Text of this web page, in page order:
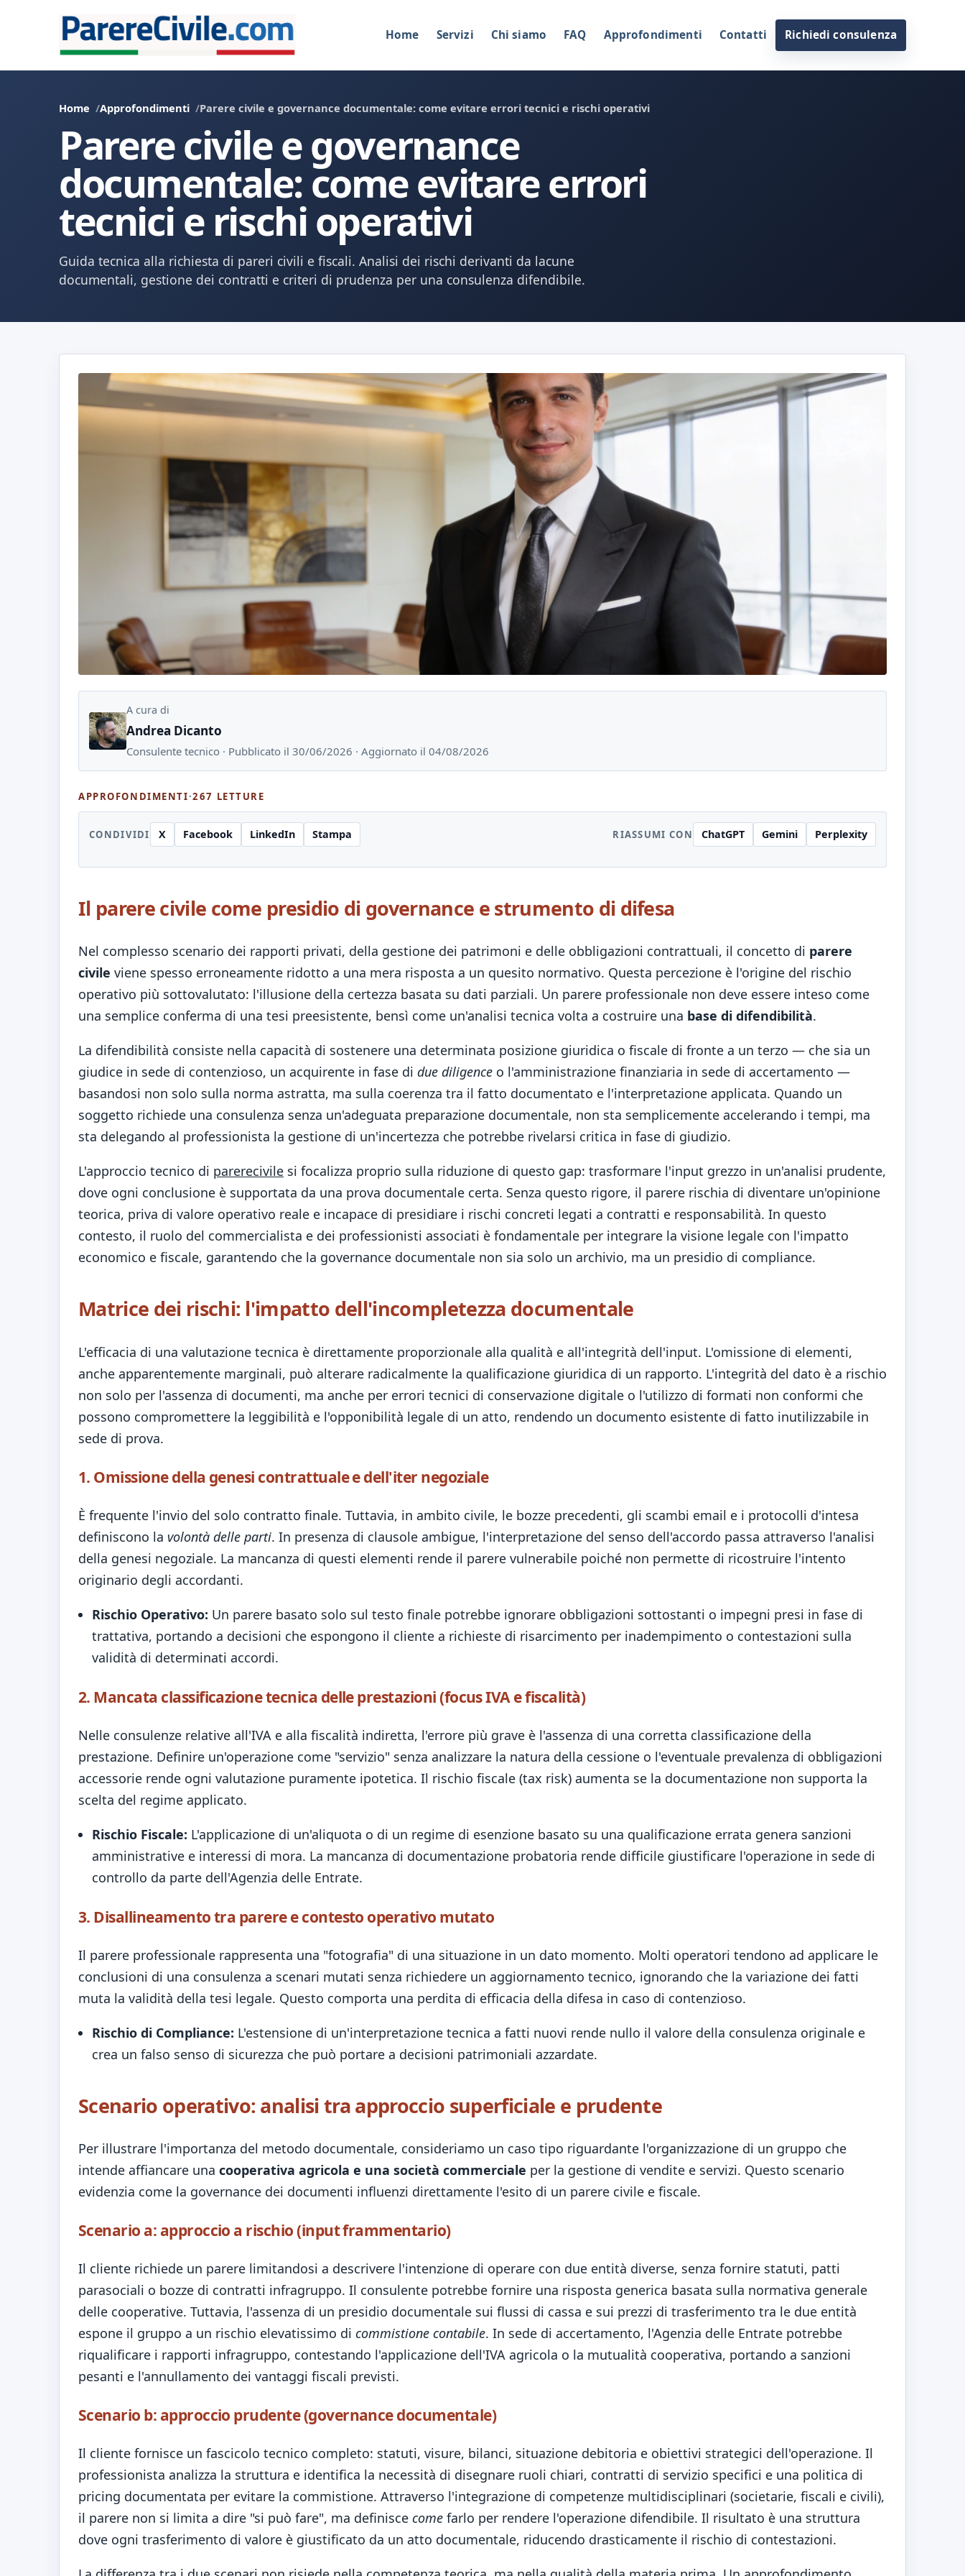
Home Servizi Chi siamo FAQ Approfondimenti Contatti Richiedi consulenza
Home Approfondimenti Parere civile e governance documentale: come evitare errori tecnici e rischi operativi
Parere civile e governance
documentale: come evitare errori
tecnici e rischi operativi
Guida tecnica alla richiesta di pareri civili e fiscali. Analisi dei rischi derivanti da lacune
documentali, gestione dei contratti e criteri di prudenza per una consulenza difendibile.
A cura di
Andrea Dicanto
Consulente tecnico · Pubblicato il 30/06/2026 · Aggiornato il 04/08/2026
APPROFONDIMENTI·267 LETTURE
CONDIVIDI X Facebook LinkedIn Stampa RIASSUMI CON ChatGPT Gemini Perplexity
Il parere civile come presidio di governance e strumento di difesa
Nel complesso scenario dei rapporti privati, della gestione dei patrimoni e delle obbligazioni contrattuali, il concetto di parere
civile viene spesso erroneamente ridotto a una mera risposta a un quesito normativo. Questa percezione è l'origine del rischio
operativo più sottovalutato: l'illusione della certezza basata su dati parziali. Un parere professionale non deve essere inteso come
una semplice conferma di una tesi preesistente, bensì come un'analisi tecnica volta a costruire una base di difendibilità.
La difendibilità consiste nella capacità di sostenere una determinata posizione giuridica o fiscale di fronte a un terzo — che sia un
giudice in sede di contenzioso, un acquirente in fase di due diligence o l'amministrazione finanziaria in sede di accertamento —
basandosi non solo sulla norma astratta, ma sulla coerenza tra il fatto documentato e l'interpretazione applicata. Quando un
soggetto richiede una consulenza senza un'adeguata preparazione documentale, non sta semplicemente accelerando i tempi, ma
sta delegando al professionista la gestione di un'incertezza che potrebbe rivelarsi critica in fase di giudizio.
L'approccio tecnico di parerecivile si focalizza proprio sulla riduzione di questo gap: trasformare l'input grezzo in un'analisi prudente,
dove ogni conclusione è supportata da una prova documentale certa. Senza questo rigore, il parere rischia di diventare un'opinione
teorica, priva di valore operativo reale e incapace di presidiare i rischi concreti legati a contratti e responsabilità. In questo
contesto, il ruolo del commercialista e dei professionisti associati è fondamentale per integrare la visione legale con l'impatto
economico e fiscale, garantendo che la governance documentale non sia solo un archivio, ma un presidio di compliance.
Matrice dei rischi: l'impatto dell'incompletezza documentale
L'efficacia di una valutazione tecnica è direttamente proporzionale alla qualità e all'integrità dell'input. L'omissione di elementi,
anche apparentemente marginali, può alterare radicalmente la qualificazione giuridica di un rapporto. L'integrità del dato è a rischio
non solo per l'assenza di documenti, ma anche per errori tecnici di conservazione digitale o l'utilizzo di formati non conformi che
possono compromettere la leggibilità e l'opponibilità legale di un atto, rendendo un documento esistente di fatto inutilizzabile in
sede di prova.
1. Omissione della genesi contrattuale e dell'iter negoziale
È frequente l'invio del solo contratto finale. Tuttavia, in ambito civile, le bozze precedenti, gli scambi email e i protocolli d'intesa
definiscono la volontà delle parti. In presenza di clausole ambigue, l'interpretazione del senso dell'accordo passa attraverso l'analisi
della genesi negoziale. La mancanza di questi elementi rende il parere vulnerabile poiché non permette di ricostruire l'intento
originario degli accordanti.
Rischio Operativo: Un parere basato solo sul testo finale potrebbe ignorare obbligazioni sottostanti o impegni presi in fase di
trattativa, portando a decisioni che espongono il cliente a richieste di risarcimento per inadempimento o contestazioni sulla
validità di determinati accordi.
2. Mancata classificazione tecnica delle prestazioni (focus IVA e fiscalità)
Nelle consulenze relative all'IVA e alla fiscalità indiretta, l'errore più grave è l'assenza di una corretta classificazione della
prestazione. Definire un'operazione come "servizio" senza analizzare la natura della cessione o l'eventuale prevalenza di obbligazioni
accessorie rende ogni valutazione puramente ipotetica. Il rischio fiscale (tax risk) aumenta se la documentazione non supporta la
scelta del regime applicato.
Rischio Fiscale: L'applicazione di un'aliquota o di un regime di esenzione basato su una qualificazione errata genera sanzioni
amministrative e interessi di mora. La mancanza di documentazione probatoria rende difficile giustificare l'operazione in sede di
controllo da parte dell'Agenzia delle Entrate.
3. Disallineamento tra parere e contesto operativo mutato
Il parere professionale rappresenta una "fotografia" di una situazione in un dato momento. Molti operatori tendono ad applicare le
conclusioni di una consulenza a scenari mutati senza richiedere un aggiornamento tecnico, ignorando che la variazione dei fatti
muta la validità della tesi legale. Questo comporta una perdita di efficacia della difesa in caso di contenzioso.
Rischio di Compliance: L'estensione di un'interpretazione tecnica a fatti nuovi rende nullo il valore della consulenza originale e
crea un falso senso di sicurezza che può portare a decisioni patrimoniali azzardate.
Scenario operativo: analisi tra approccio superficiale e prudente
Per illustrare l'importanza del metodo documentale, consideriamo un caso tipo riguardante l'organizzazione di un gruppo che
intende affiancare una cooperativa agricola e una società commerciale per la gestione di vendite e servizi. Questo scenario
evidenzia come la governance dei documenti influenzi direttamente l'esito di un parere civile e fiscale.
Scenario a: approccio a rischio (input frammentario)
Il cliente richiede un parere limitandosi a descrivere l'intenzione di operare con due entità diverse, senza fornire statuti, patti
parasociali o bozze di contratti infragruppo. Il consulente potrebbe fornire una risposta generica basata sulla normativa generale
delle cooperative. Tuttavia, l'assenza di un presidio documentale sui flussi di cassa e sui prezzi di trasferimento tra le due entità
espone il gruppo a un rischio elevatissimo di commistione contabile. In sede di accertamento, l'Agenzia delle Entrate potrebbe
riqualificare i rapporti infragruppo, contestando l'applicazione dell'IVA agricola o la mutualità cooperativa, portando a sanzioni
pesanti e l'annullamento dei vantaggi fiscali previsti.
Scenario b: approccio prudente (governance documentale)
Il cliente fornisce un fascicolo tecnico completo: statuti, visure, bilanci, situazione debitoria e obiettivi strategici dell'operazione. Il
professionista analizza la struttura e identifica la necessità di disegnare ruoli chiari, contratti di servizio specifici e una politica di
pricing documentata per evitare la commistione. Attraverso l'integrazione di competenze multidisciplinari (societarie, fiscali e civili),
il parere non si limita a dire "si può fare", ma definisce come farlo per rendere l'operazione difendibile. Il risultato è una struttura
dove ogni trasferimento di valore è giustificato da un atto documentale, riducendo drasticamente il rischio di contestazioni.